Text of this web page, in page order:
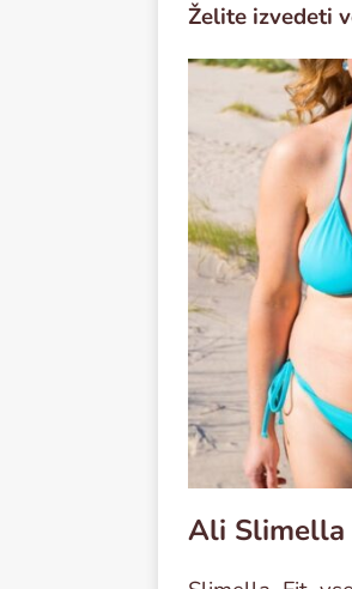
Želite izvedeti
Ali Slimella